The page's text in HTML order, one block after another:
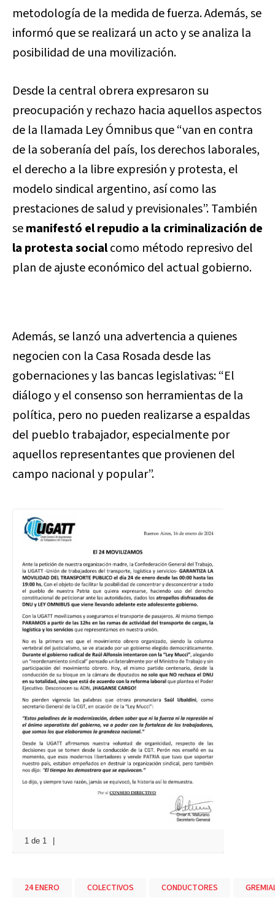
metodología de la medida de fuerza. Además, se
informó que se realizará un acto y se analiza la
posibilidad de una movilización.
Desde la central obrera expresaron su
preocupación y rechazo hacia aquellos aspectos
de la llamada Ley Ómnibus que “van en contra
de la soberanía del país, los derechos laborales,
el derecho a la libre expresión y protesta, el
modelo sindical argentino, así como las
prestaciones de salud y previsionales”. También
semanifestó el repudio a la criminalización de
la protesta socialcomo método represivo del
plan de ajuste económico del actual gobierno.
Además, se lanzó una advertencia a quienes
negocien con la Casa Rosada desde las
gobernaciones y las bancas legislativas: “El
diálogo y el consenso son herramientas de la
política, pero no pueden realizarse a espaldas
del pueblo trabajador, especialmente por
aquellos representantes que provienen del
campo nacional y popular”.
1 de 1
24 ENERO COLECTIVOS CONDUCTORES